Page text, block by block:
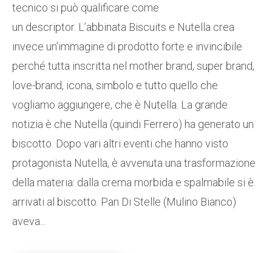
tecnico si può qualificare come
un descriptor. L’abbinata Biscuits e Nutella crea
invece un’immagine di prodotto forte e invincibile
perché tutta inscritta nel mother brand, super brand,
love-brand, icona, simbolo e tutto quello che
vogliamo aggiungere, che è Nutella. La grande
notizia è che Nutella (quindi Ferrero) ha generato un
biscotto. Dopo vari altri eventi che hanno visto
protagonista Nutella, è avvenuta una trasformazione
della materia: dalla crema morbida e spalmabile si è
arrivati al biscotto. Pan Di Stelle (Mulino Bianco)
aveva...